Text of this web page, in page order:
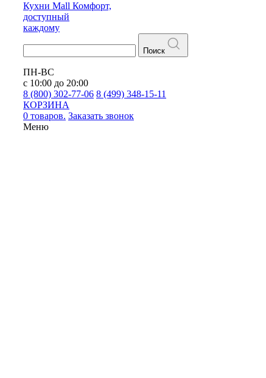
Кухни Mall Комфорт,
доступный
каждому
Поиск
ПН-ВС
с 10:00 до 20:00
8 (800) 302-77-06 8 (499) 348-15-11
КОРЗИНА
0 товаров. Заказать звонок
Меню